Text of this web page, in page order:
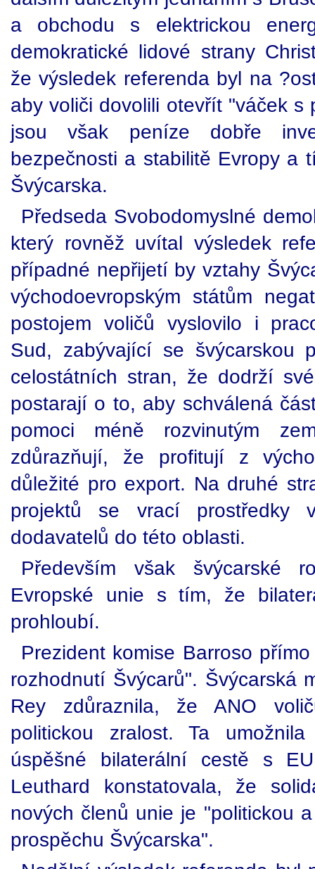
a obchodu s elektrickou
demokratické lidové strany
že výsledek referenda byl na
aby voliči dovolili otevřít "váček s
jsou však peníze dobře
bezpečnosti a stabilitě Evropy a
Švýcarska.
Předseda Svobodomyslné
který rovněž uvítal výsledek
případné nepřijetí by vztahy
východoevropským státům
postojem voličů vyslovilo i
Sud, zabývající se švýcarskou
celostátních stran, že dodrží
postarají o to, aby schválená
pomoci méně rozvinutým
zdůrazňují, že profitují z
důležité pro export. Na druhé
projektů se vrací prostředky
dodavatelů do této oblasti.
Především však švýcarské
Evropské unie s tím, že
prohloubí.
Prezident komise Barroso
rozhodnutí Švýcarů". Švýcarská
Rey zdůraznila, že ANO
politickou zralost. Ta
úspěšné bilaterální cestě s
Leuthard konstatovala, že
nových členů unie je "politickou
prospěchu Švýcarska".